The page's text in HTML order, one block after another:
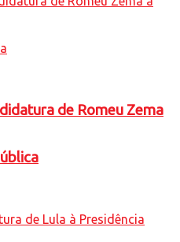
de Romeu Zema